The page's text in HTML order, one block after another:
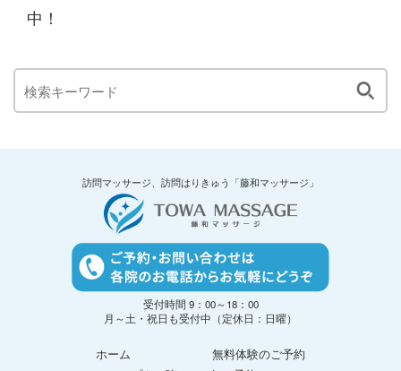
中！
訪問マッサージ、訪問はりきゅう「藤和マッサージ」
受付時間 9：00～18：00
月～土・祝日も受付中（定休日：日曜）
ホーム
無料体験のご予約